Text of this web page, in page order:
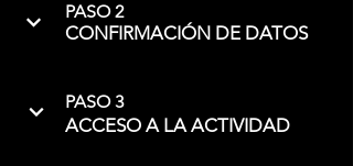
PASO 2
CONFIRMACIÓN DE DATOS
PASO 3
ACCESO A LA ACTIVIDAD